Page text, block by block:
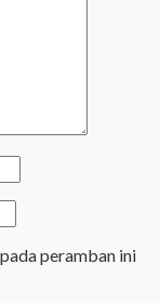
peramban ini